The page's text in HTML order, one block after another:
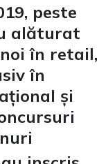
peste
alăturat
în retail,
în
și